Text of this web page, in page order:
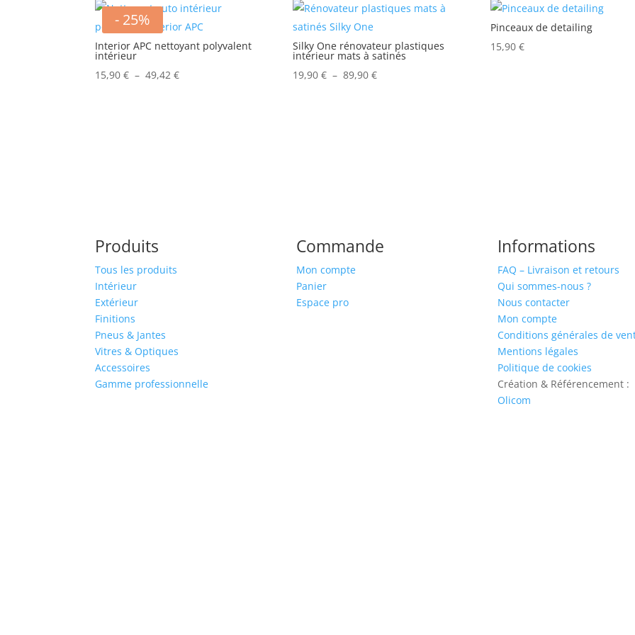
- 25%
Interior APC nettoyant polyvalent
intérieur
15,90€ – 49,42€Plage
Silky One rénovateur plastiques
intérieur mats à satinés
19,90€ – 89,90€Plage
Pinceaux de detailing
15,90€
Produits
Tous les produits
Intérieur
Extérieur
Finitions
Pneus & Jantes
Vitres & Optiques
Accessoires
Gamme professionnelle
Commande
Mon compte
Panier
Espace pro
Informations
FAQ – Livraison et retours
Qui sommes-nous ?
Nous contacter
Mon compte
Conditions générales de
Mentions légales
Politique de cookies
Création & Référencement :
Olicom